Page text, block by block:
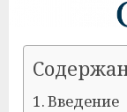
Введение